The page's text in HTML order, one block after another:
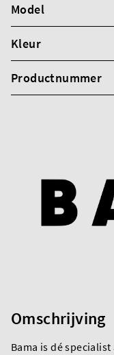
Model
Kleur
Productnummer
Omschrijving
Bama is dé